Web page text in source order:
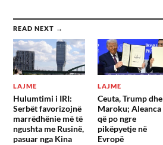
READ NEXT →
LAJME
Hulumtimi i IRI:
Serbët favorizojnë
marrëdhënie më të
ngushta me Rusinë,
pasuar nga Kina
LAJME
Ceuta, Trump dhe
Maroku; Aleanca
që po ngre
pikëpyetje në
Evropë